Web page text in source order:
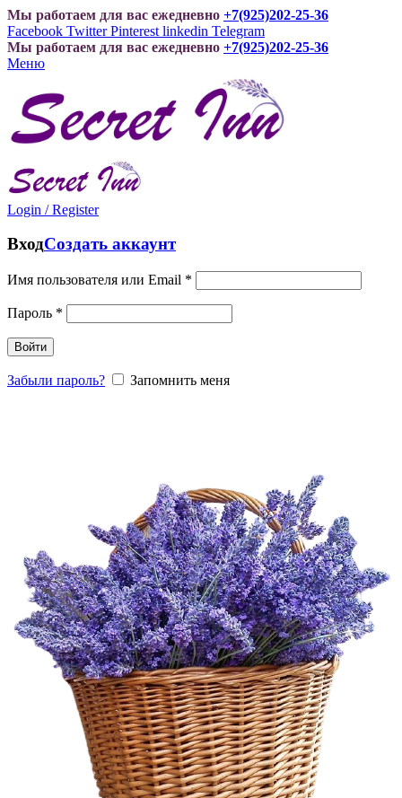
Мы работаем для вас ежедневно +7(925)202-25-36
Facebook Twitter Pinterest linkedin Telegram
Мы работаем для вас ежедневно +7(925)202-25-36
Меню
Login / Register
ВходСоздать аккаунт
Имя пользователя или Email *
Пароль *
Войти
Забыли пароль? Запомнить меня